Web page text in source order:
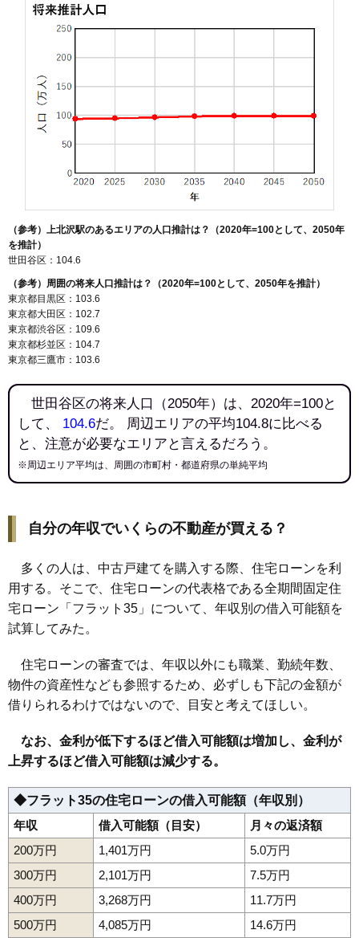
（参考）上北沢駅のあるエリアの人口推計は？（2020年=100として、2050年
を推計）
世田谷区：104.6
（参考）周囲の将来人口推計は？（2020年=100として、2050年を推計）
東京都目黒区：103.6
東京都大田区：102.7
東京都渋谷区：109.6
東京都杉並区：104.7
東京都三鷹市：103.6
世田谷区の将来人口（2050年）は、2020年=100と
して、 104.6だ。 周辺エリアの平均104.8に比べる
と、注意が必要なエリアと言えるだろう。
※周辺エリア平均は、周囲の市町村・都道府県の単純平均
自分の年収でいくらの不動産が買える？
多くの人は、中古戸建てを購入する際、住宅ローンを利
用する。そこで、住宅ローンの代表格である全期間固定住
宅ローン「フラット35」について、年収別の借入可能額を
試算してみた。
住宅ローンの審査では、年収以外にも職業、勤続年数、
物件の資産性なども参照するため、必ずしも下記の金額が
借りられるわけではないので、目安と考えてほしい。
なお、金利が低下するほど借入可能額は増加し、金利が
上昇するほど借入可能額は減少する。
◆フラット35の住宅ローンの借入可能額（年収別）
年収
借入可能額（目安）
月々の返済額
200万円
1,401万円
5.0万円
300万円
2,101万円
7.5万円
400万円
3,268万円
11.7万円
500万円
4,085万円
14.6万円